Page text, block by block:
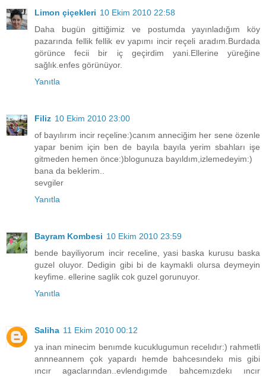
Limon çiçekleri 10 Ekim 2010 22:58
Daha bugün gittiğimiz ve postumda yayınladığım köy
pazarında fellik fellik ev yapımı incir reçeli aradım.Burdada
görünce fecii bir iç geçirdim yani.Ellerine yüreğine
sağlık.enfes görünüyor.
Yanıtla
Filiz 10 Ekim 2010 23:00
of bayılırım incir reçeline:)canım anneciğim her sene özenle
yapar benim için ben de bayıla bayıla yerim sbahları işe
gitmeden hemen önce:)blogunuza bayıldım,izlemedeyim:)
bana da beklerim..
sevgiler
Yanıtla
Bayram Kombesi 10 Ekim 2010 23:59
bende bayiliyorum incir receline, yasi baska kurusu baska
guzel oluyor. Dedigin gibi bi de kaymakli olursa deymeyin
keyfime. ellerine saglik cok guzel gorunuyor.
Yanıtla
Saliha 11 Ekim 2010 00:12
ya inan minecim benımde kucuklugumun recelıdır:) rahmetli
annneannem çok yapardı hemde bahcesındekı mis gibi
ıncır agaclarından..evlendıgımde bahcemızdekı ıncır